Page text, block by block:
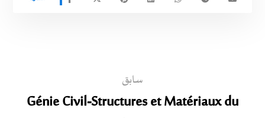
سابق
Génie Civil-Structures et Matériaux du